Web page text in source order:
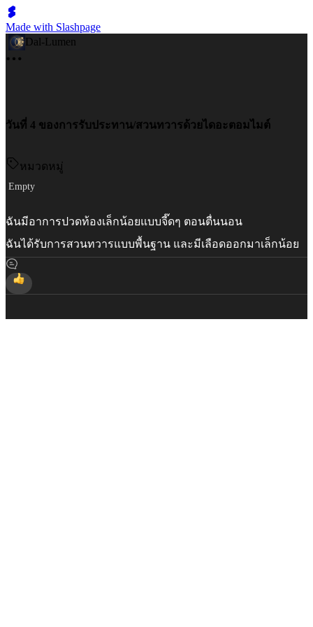
Made with Slashpage
Dal-Lumen
วันที่ 4 ของการรับประทาน/สวนทวารด้วยไดอะตอมไมต์
หมวดหมู่
Empty
ฉันมีอาการปวดท้องเล็กน้อยแบบจี๊ดๆ ตอนตื่นนอน
ฉันได้รับการสวนทวารแบบพื้นฐาน และมีเลือดออกมาเล็กน้อย